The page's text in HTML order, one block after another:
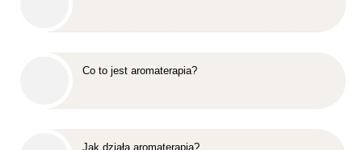
Co to jest aromaterapia?
Jak działa aromaterapia?